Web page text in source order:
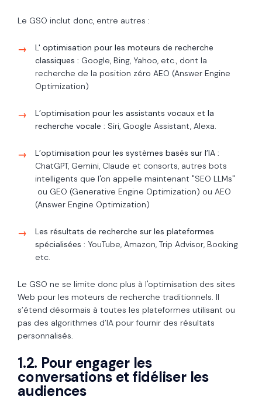
Le GSO inclut donc, entre autres :
L' optimisation pour les moteurs de recherche
classiques : Google, Bing, Yahoo, etc., dont la
recherche de la position zéro AEO (Answer Engine
Optimization)
L’optimisation pour les assistants vocaux et la
recherche vocale : Siri, Google Assistant, Alexa.
L’optimisation pour les systèmes basés sur l’IA :
ChatGPT, Gemini, Claude et consorts, autres bots
intelligents que l'on appelle maintenant "SEO LLMs"
ou GEO (Generative Engine Optimization) ou AEO
(Answer Engine Optimization)
Les résultats de recherche sur les plateformes
spécialisées : YouTube, Amazon, Trip Advisor, Booking
etc.
Le GSO ne se limite donc plus à l'optimisation des sites
Web pour les moteurs de recherche traditionnels. Il
s’étend désormais à toutes les plateformes utilisant ou
pas des algorithmes d’IA pour fournir des résultats
personnalisés.
1.2. Pour engager les
conversations et fidéliser les
audiences